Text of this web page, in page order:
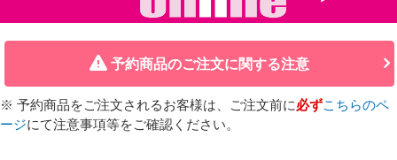
予約商品のご注文に関する注意
※ 予約商品をご注文されるお客様は、ご注文前に必ずこちらのペ
ージにて注意事項等をご確認ください。